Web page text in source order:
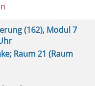
(162), Modul 7
Raum 21 (Raum